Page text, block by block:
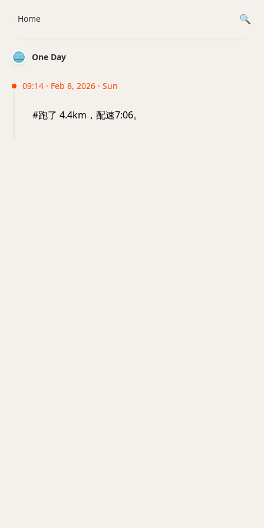
One Day
09:14 · Feb 8, 2026 · Sun
#跑了 4.4km，配速7:06。
Home